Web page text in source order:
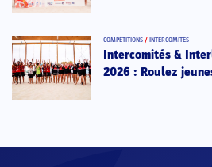
COMPÉTITIONS / INTERCOMITÉS
Intercomités &
2026 : Roulez